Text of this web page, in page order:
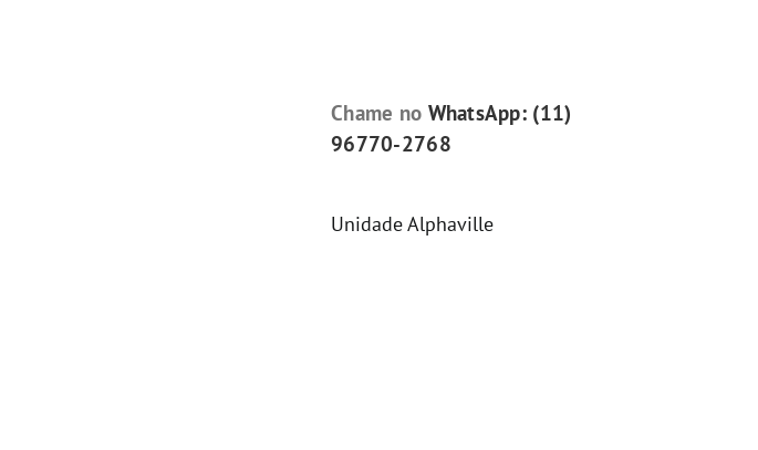
Chame no WhatsApp: (11)
96770-2768
Unidade Alphaville